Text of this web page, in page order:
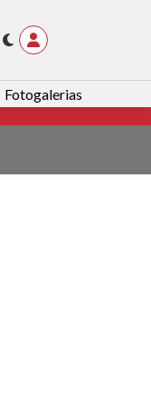
Fotogalerias